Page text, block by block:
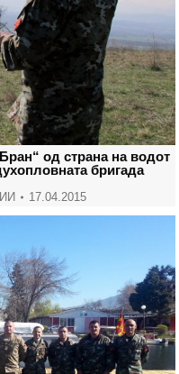
од страна на водот
бригада
17.04.2015